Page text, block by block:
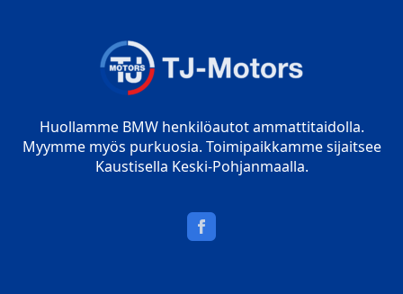
Huollamme BMW henkilöautot ammattitaidolla.
Myymme myös purkuosia. Toimipaikkamme sijaitsee
Kaustisella Keski-Pohjanmaalla.